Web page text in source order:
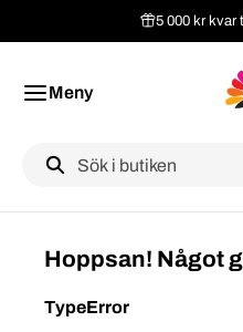
5 000 kr kvar
Meny
Label
Hoppsan! Något
TypeError